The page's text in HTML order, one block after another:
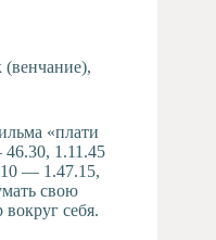
(венчание),
«плати
1.11.45
— 1.47.15,
свою
себя.